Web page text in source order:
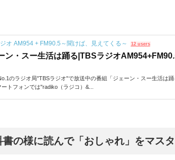
オ AM954 + FM90.5～聞けば、見えてくる～ 12 users
ン・スー生活は踊る|TBSラジオ
のラジオ局"TBSラジオ"で放送中の番組「ジェーン・スー生活は
トフォンでは"radiko（ラジコ）&...
書の様に読んで「おしゃれ」をマス